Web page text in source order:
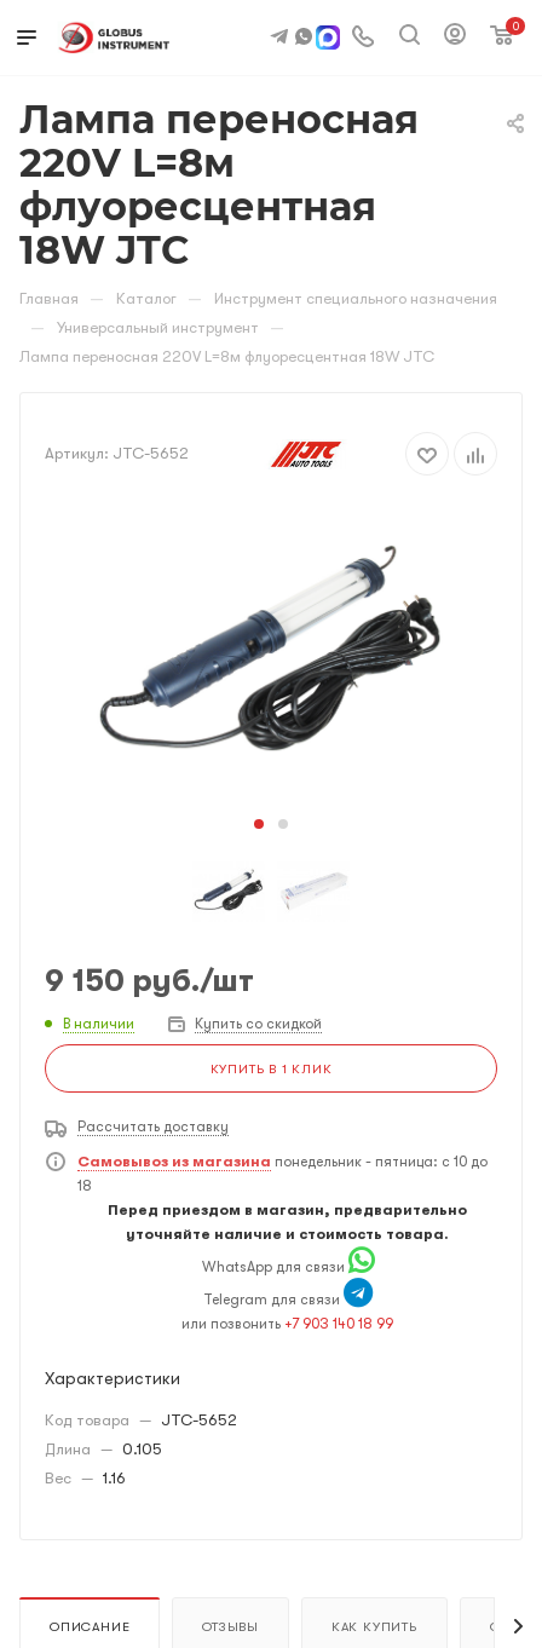
0
Лампа переносная
220V L=8м
флуоресцентная
18W JTC
Главная — Каталог — Инструмент специального назначения
— Универсальный инструмент —
Лампа переносная 220V L=8м флуоресцентная 18W JTC
Артикул: JTC-5652
9 150 руб./шт
В наличии Купить со скидкой
КУПИТЬ В 1 КЛИК
Рассчитать доставку
Самовывоз из магазина понедельник - пятница: с 10 до
18
Перед приездом в магазин, предварительно
уточняйте наличие и стоимость товара.
WhatsApp для связи
Telegram для связи
или позвонить +7 903 140 18 99
Характеристики
Код товара — JTC-5652
Длина — 0.105
Вес — 1.16
ОПИСАНИЕ ОТЗЫВЫ КАК КУПИТЬ ОПЛАТА